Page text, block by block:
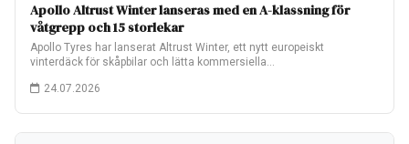
Apollo Altrust Winter lanseras med en A-klassning för
våtgrepp och 15 storlekar
Apollo Tyres har lanserat Altrust Winter, ett nytt europeiskt
vinterdäck för skåpbilar och lätta kommersiella…
24.07.2026